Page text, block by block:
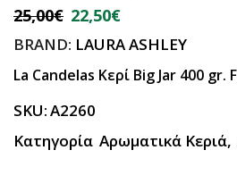
25,00€ 22,50€
BRAND: LAURA ASHLEY
La Candelas Κερί Big Jar 400
SKU:A2260
Κατηγορία Αρωματικά Κεριά,